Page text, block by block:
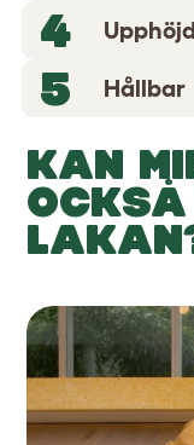
4 Upphöjd
5 Hållbar
KAN